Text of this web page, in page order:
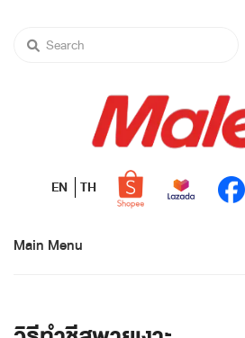
EN TH
Main Menu